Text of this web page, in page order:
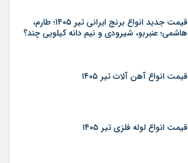
قیمت جدید انواع برنج ایرانی تیر ۱۴۰۵؛ طارم،
هاشمی؛ عنبربو، شیرودی و نیم دانه کیلویی چند؟
قیمت انواع آهن آلات تیر ۱۴۰۵
قیمت انواع لوله فلزی تیر ۱۴۰۵